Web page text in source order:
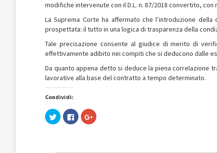
modifiche intervenute con il D.L. n. 87/2018 convertito, con
La Suprema Corte ha affermato che l’introduzione
prospettata: il tutto in una logica di trasparenza della
Tale precisazione consente al giudice di merito di
effettivamente adibito nei compiti che si deducono dalle
Da quanto appena detto si deduce la piena correlazione
lavorative alla base del contratto a tempo determinato.
Condividi:
Fai
clic
Fai
clic
Fai
clic